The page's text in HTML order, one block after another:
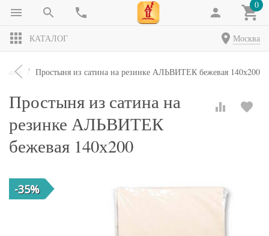
0
КАТАЛОГ Москва
Простыня из сатина на резинке АЛЬВИТЕК бежевая 140х200
Простыня из сатина на
резинке АЛЬВИТЕК
бежевая 140х200
-35%